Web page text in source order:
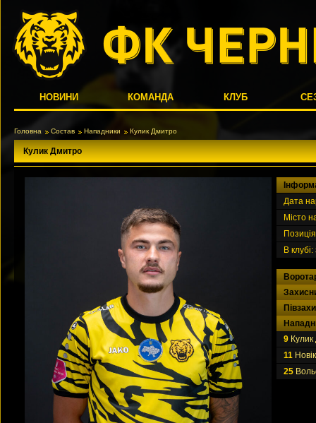
НОВИНИ КОМАНДА КЛУБ
Головна Состав Нападники Кулик Дмитро
Кулик Дмитро
Дата
Місто
В клубі:
9
11
25